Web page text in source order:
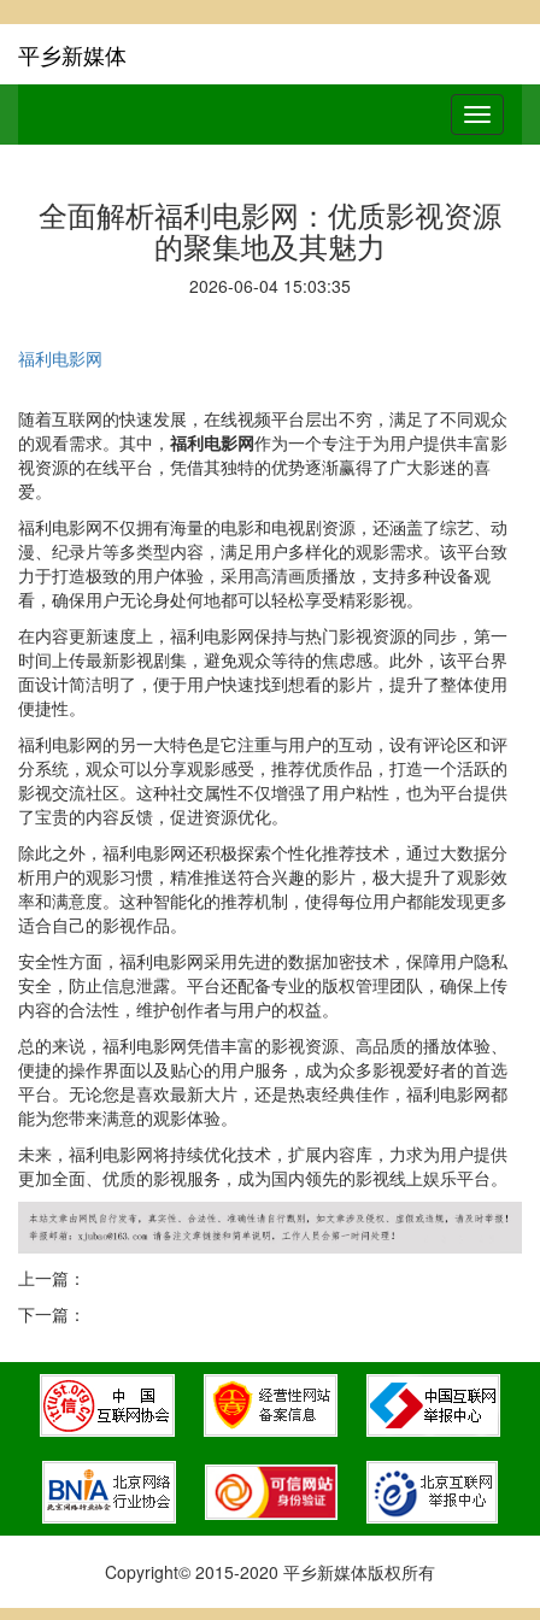
平乡新媒体
全面解析福利电影网：优质影视资源
的聚集地及其魅力
2026-06-04 15:03:35
福利电影网
随着互联网的快速发展，在线视频平台层出不穷，满足了不同观众
的观看需求。其中， 福利电影网作为一个专注于为用户提供丰富影
视资源的在线平台，凭借其独特的优势逐渐赢得了广大影迷的喜
爱。
福利电影网不仅拥有海量的电影和电视剧资源，还涵盖了综艺、动
漫、纪录片等多类型内容，满足用户多样化的观影需求。该平台致
力于打造极致的用户体验，采用高清画质播放，支持多种设备观
看，确保用户无论身处何地都可以轻松享受精彩影视。
在内容更新速度上，福利电影网保持与热门影视资源的同步，第一
时间上传最新影视剧集，避免观众等待的焦虑感。此外，该平台界
面设计简洁明了，便于用户快速找到想看的影片，提升了整体使用
便捷性。
福利电影网的另一大特色是它注重与用户的互动，设有评论区和评
分系统，观众可以分享观影感受，推荐优质作品，打造一个活跃的
影视交流社区。这种社交属性不仅增强了用户粘性，也为平台提供
了宝贵的内容反馈，促进资源优化。
除此之外，福利电影网还积极探索个性化推荐技术，通过大数据分
析用户的观影习惯，精准推送符合兴趣的影片，极大提升了观影效
率和满意度。这种智能化的推荐机制，使得每位用户都能发现更多
适合自己的影视作品。
安全性方面，福利电影网采用先进的数据加密技术，保障用户隐私
安全，防止信息泄露。平台还配备专业的版权管理团队，确保上传
内容的合法性，维护创作者与用户的权益。
总的来说，福利电影网凭借丰富的影视资源、高品质的播放体验、
便捷的操作界面以及贴心的用户服务，成为众多影视爱好者的首选
平台。无论您是喜欢最新大片，还是热衷经典佳作，福利电影网都
能为您带来满意的观影体验。
未来，福利电影网将持续优化技术，扩展内容库，力求为用户提供
更加全面、优质的影视服务，成为国内领先的影视线上娱乐平台。
上一篇：
下一篇：
Copyright© 2015-2020 平乡新媒体版权所有